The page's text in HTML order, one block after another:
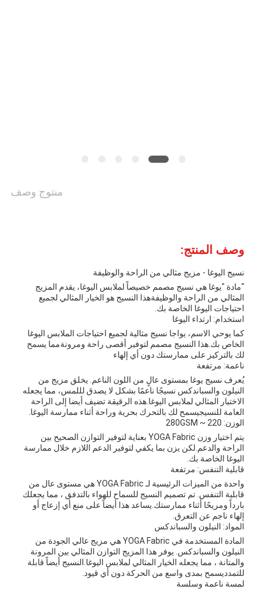
منتوج وصف
وصف المنتج:
نسيج اليوغا - مزيج مثالي من الراحة والوظيفة
"مادة "يوغا هي نسيج مصمم خصيصاً لملابس اليوغا، يقدم المزيج
المثالي من الراحة والوظيفةهذا النسيج هو الخيار المثالي لجميع
احتياجات اليوغا الخاصة بك.
استخدام: ارتداء اليوغا
كما يوحي الاسم، يواجا نسيج مثالية لجميع احتياجات الملابس اليوغا
الخاص بك.هذا النسيج مصمم لتوفير أقصى راحة ومرونةمما يسمح
لك بالتركيز على ممارستك دون أي إلهاء
ناعمة: مرتفعة
يُعرف نسيج يوغا بمستوى عالٍ من اللون الناعم. يخلق مزيج من
النيلون والسباندكس نسيجًا ناعمًا بشكل لا يصدق لللمس، مما يجعله
الاختيار المثالي لملابس اليوغا.هذه الرقيقة تضيف أيضا إلى الراحة
العامة للنسيجيسمح لك بالتحرك بحرية وراحة أثناء ممارسة اليوغا.
الوزن: 220 ~ 280GSM
يتم اختيار وزن YOGA Fabric بعناية لتوفير التوازن الصحيح بين
الراحة والدعم.لكن يزن بما يكفي لتوفير الدعم اللازم خلال ممارسة
اليوغا الخاصة بك.
قابلية التنفس: مرتفعة
واحدة من الميزات الرئيسية لـ YOGA Fabric هي مستوى عال من
قابلية التنفس. تم تصميم النسيج للسماح للهواء بالتدفق ، مما يجعلك
بارداً ومريحًا أثناء ممارستك.يساعد هذا أيضاً على منع أي إزعاج أو
إلهاء ناجم عن التعرق.
المواد: النيلون والسباندكس
المادة المستخدمة في YOGA Fabric هي مزيج عالي الجودة من
النيلون والسباندكس. يوفر هذا المزيج التوازن المثالي بين المرونة
والمتانة ، مما يجعله الخيار المثالي لملابس اليوغا.النسيج أيضاً قابلة
للتمدديسمح بمدى واسع من الحركة دون أي قيود.
لمسة ناعمة وسلسة